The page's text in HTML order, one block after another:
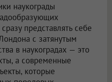
наукограды
представлять себе
с затянутым
в наукоградах — это
а современные
которые